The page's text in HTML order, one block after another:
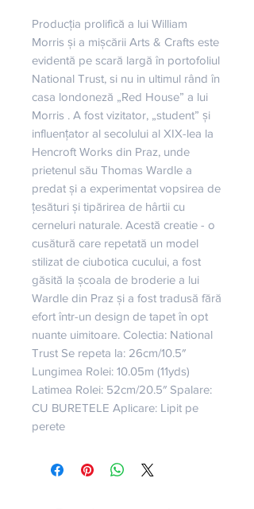
Producția prolifică a lui William
Morris și a mișcării Arts & Crafts este
evidentă pe scară largă în portofoliul
National Trust, si nu in ultimul rând în
casa londoneză „Red House” a lui
Morris . A fost vizitator, „student” și
influențator al secolului al XIX-lea la
Hencroft Works din Praz, unde
prietenul său Thomas Wardle a
predat și a experimentat vopsirea de
țesături și tipărirea de hârtii cu
cerneluri naturale. Acestă creatie - o
cusătură care repetată un model
stilizat de ciubotica cucului, a fost
găsită la școala de broderie a lui
Wardle din Praz și a fost tradusă fără
efort într-un design de tapet în opt
nuante uimitoare. Colectia: National
Trust Se repeta la: 26cm/10.5″
Lungimea Rolei: 10.05m (11yds)
Latimea Rolei: 52cm/20.5″ Spalare:
CU BURETELE Aplicare: Lipit pe
perete